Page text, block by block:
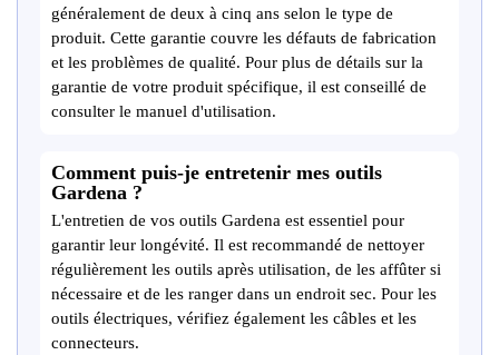
généralement de deux à cinq ans selon le type de
produit. Cette garantie couvre les défauts de fabrication
et les problèmes de qualité. Pour plus de détails sur la
garantie de votre produit spécifique, il est conseillé de
consulter le manuel d'utilisation.
Comment puis-je entretenir mes outils
Gardena ?
L'entretien de vos outils Gardena est essentiel pour
garantir leur longévité. Il est recommandé de nettoyer
régulièrement les outils après utilisation, de les affûter si
nécessaire et de les ranger dans un endroit sec. Pour les
outils électriques, vérifiez également les câbles et les
connecteurs.